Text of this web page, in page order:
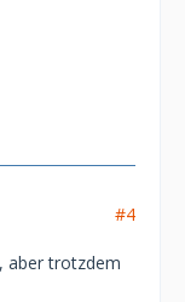
#4
aber trotzdem